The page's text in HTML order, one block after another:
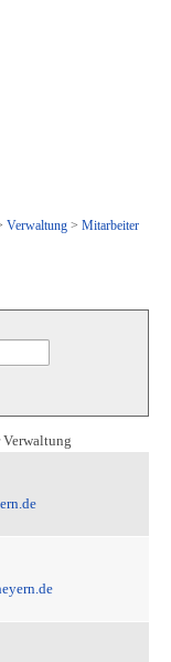
Verwaltung> Mitarbeiter